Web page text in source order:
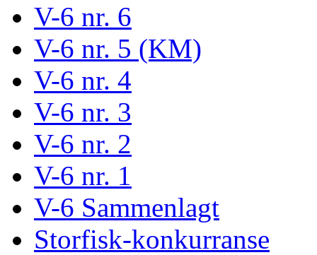
V-6 nr. 6
V-6 nr. 5 (KM)
V-6 nr. 4
V-6 nr. 3
V-6 nr. 2
V-6 nr. 1
V-6 Sammenlagt
Storfisk-konkurranse